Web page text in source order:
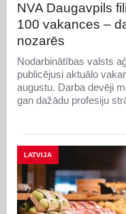
NVA Daugavpils
100 vakances –
nozarēs
Nodarbinātības valsts
publicējusi aktuālo
augustu. Darba devēji
gan dažādu profesiju
LATVIJA